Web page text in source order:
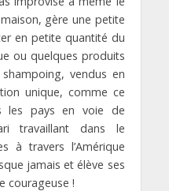
gère une petite
en petite quantité du
ou quelques produits
vendus en
unique, comme ce
les pays en voie de
travaillant dans le
à travers l’Amérique
jamais et élève ses
courageuse !